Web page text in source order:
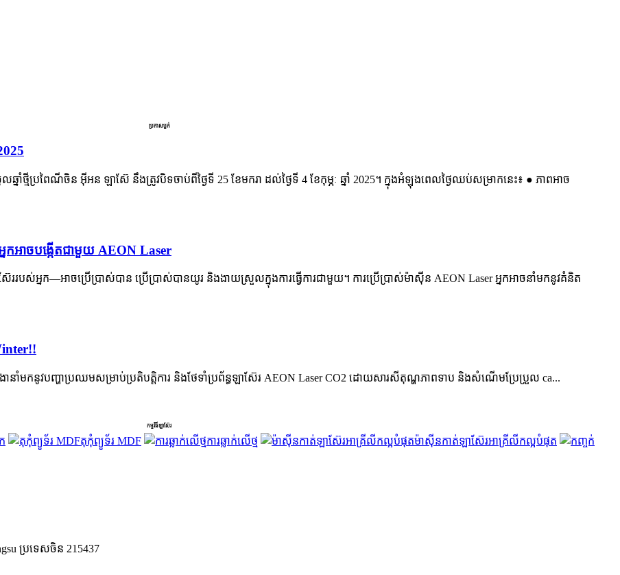
ប្រកាសប្លក់
មីប្រពៃណីចិន អ៊ីអន ឡាស៊ែ នឹងត្រូវបិទចាប់ពីថ្ងៃទី 25 ខែមករា ដល់ថ្ងៃទី 4 ខែកុម្ភៈ ឆ្នាំ 2025។ ក្នុងអំឡុងពេលថ្ងៃឈប់សម្រាកនេះ៖ ● ភាពអាច
កអាចបង្កើតជាមួយ AEON Laser
ាស៊ែររបស់អ្នក—អាចប្រើប្រាស់បាន ប្រើប្រាស់បានយូរ និងងាយស្រួលក្នុងការធ្វើការជាមួយ។ ការប្រើប្រាស់ម៉ាស៊ីន AEON Laser អ្នកអាចនាំមកនូវគំនិត
វរងានាំមកនូវបញ្ហាប្រឈមសម្រាប់ប្រតិបត្តិការ និងថែទាំប្រព័ន្ធឡាស៊ែរ AEON Laser CO2 ដោយសារសីតុណ្ហភាពទាប និងសំណើមប្រែប្រួល ca...
កម្មវិធីឡាស៊ែរ
តុកុំព្យូទ័រ MDF ការឆ្លាក់លើថ្ម
ម៉ាស៊ីនកាត់ឡាស៊ែរអាគ្រីលីកល្អបំផុត
ប្រទេសចិន 215437